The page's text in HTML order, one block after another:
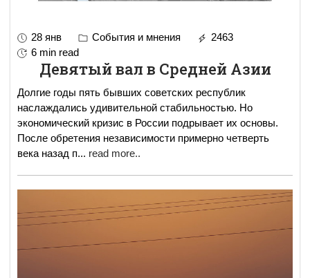
28 янв События и мнения
2463
6 min read
Девятый вал в Средней Азии
Долгие годы пять бывших советских республик
наслаждались удивительной стабильностью. Но
экономический кризис в России подрывает их основы.
После обретения независимости примерно четверть
века назад п... read more..